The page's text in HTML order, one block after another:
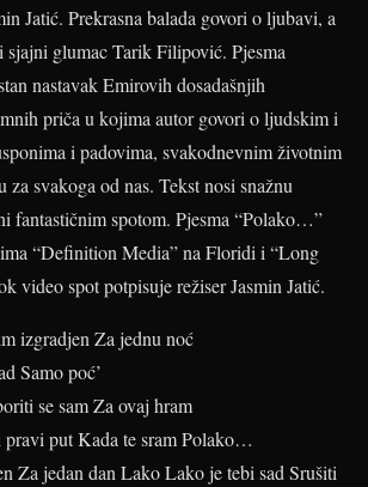
Jatić. Prekrasna balada govori o ljubavi, a
glumac Tarik Filipović. Pjesma
nastavak Emirovih dosadašnjih
priča u kojima autor govori o ljudskim i
i padovima, svakodnevnim životnim
za svakoga od nas. Tekst nosi snažnu
fantastičnim spotom. Pjesma “Polako…”
“Definition Media” na Floridi i “Long
video spot potpisuje režiser Jasmin Jatić.
izgradjen Za jednu noć
Samo poć’
se sam Za ovaj hram
pravi put Kada te sram Polako…
Za jedan dan Lako Lako je tebi sad Srušiti